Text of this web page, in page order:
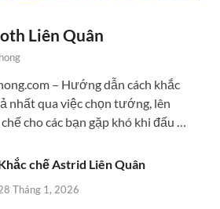
Liên Quân
– Hướng dẫn cách khắc
nhất qua việc chọn tướng, lên
cho các bạn gặp khó khi đấu …
chế Astrid Liên Quân
Tháng 1, 2026